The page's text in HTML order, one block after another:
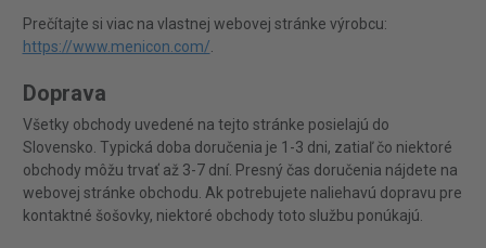
Prečítajte si viac na vlastnej webovej stránke výrobcu:
https://www.menicon.com/.
Doprava
Všetky obchody uvedené na tejto stránke posielajú do
Slovensko. Typická doba doručenia je 1-3 dni, zatiaľ čo niektoré
obchody môžu trvať až 3-7 dní. Presný čas doručenia nájdete na
webovej stránke obchodu. Ak potrebujete naliehavú dopravu pre
kontaktné šošovky, niektoré obchody toto službu ponúkajú.